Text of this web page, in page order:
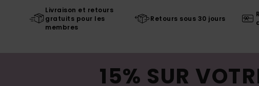
Livraison et retours
gratuits pour les
membres
Retours sous 30 jours
15% SUR